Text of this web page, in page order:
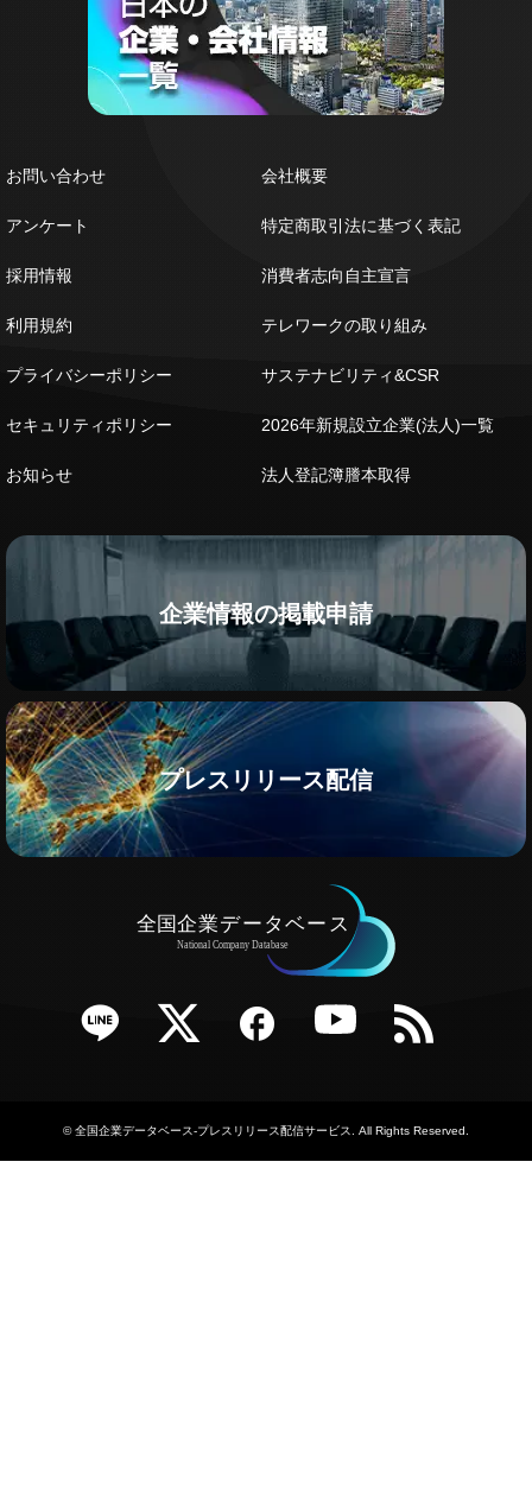
お問い合わせ
アンケート
採用情報
利用規約
プライバシーポリシー
セキュリティポリシー
お知らせ
会社概要
特定商取引法に基づく表記
消費者志向自主宣言
テレワークの取り組み
サステナビリティ&CSR
2026年新規設立企業(法人)一覧
法人登記簿謄本取得
企業情報の掲載申請
プレスリリース配信
Twitter Facebook YouTube RSS
©全国企業データベース-プレスリリース配信サービス . All Rights Reserved.